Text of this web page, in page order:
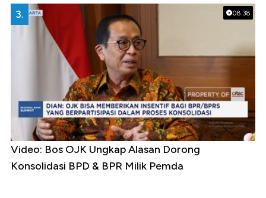
08:38
3.
Video: Bos OJK Ungkap Alasan Dorong
Konsolidasi BPD & BPR Milik Pemda